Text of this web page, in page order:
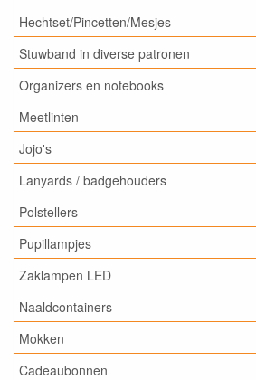
Hechtset/Pincetten/Mesjes
Stuwband in diverse patronen
Organizers en notebooks
Meetlinten
Jojo's
Lanyards / badgehouders
Polstellers
Pupillampjes
Zaklampen LED
Naaldcontainers
Mokken
Cadeaubonnen